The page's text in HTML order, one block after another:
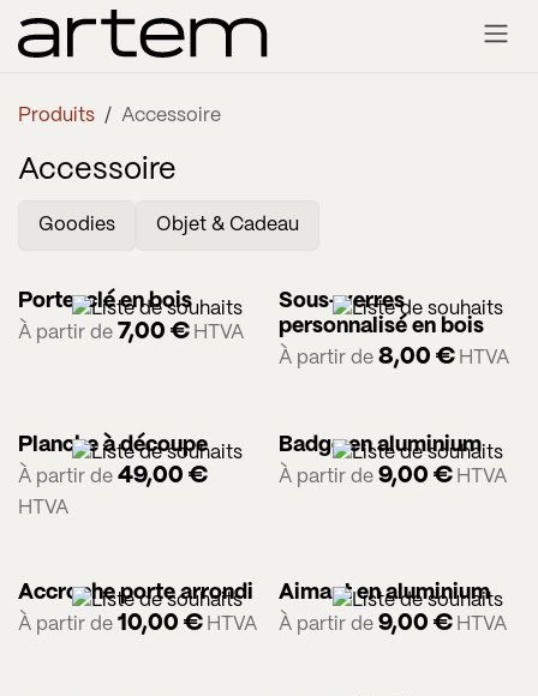
Se rendre au contenu
Produits Accessoire
Accessoire
Goodies Objet & Cadeau
Porte-clé en bois
À partir de 7,00 € HTVA
Sous-verres
personnalisé en bois
À partir de 8,00 € HTVA
Planche à découpe
À partir de 49,00 €
HTVA
Badge en aluminium
À partir de 9,00 € HTVA
Accroche porte arrondi
À partir de 10,00 € HTVA
Aimant en aluminium
À partir de 9,00 € HTVA